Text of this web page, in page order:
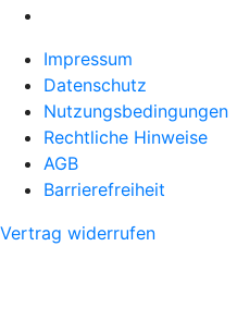
Impressum
Datenschutz
Nutzungsbedingungen
Rechtliche Hinweise
AGB
Barrierefreiheit
Vertrag widerrufen